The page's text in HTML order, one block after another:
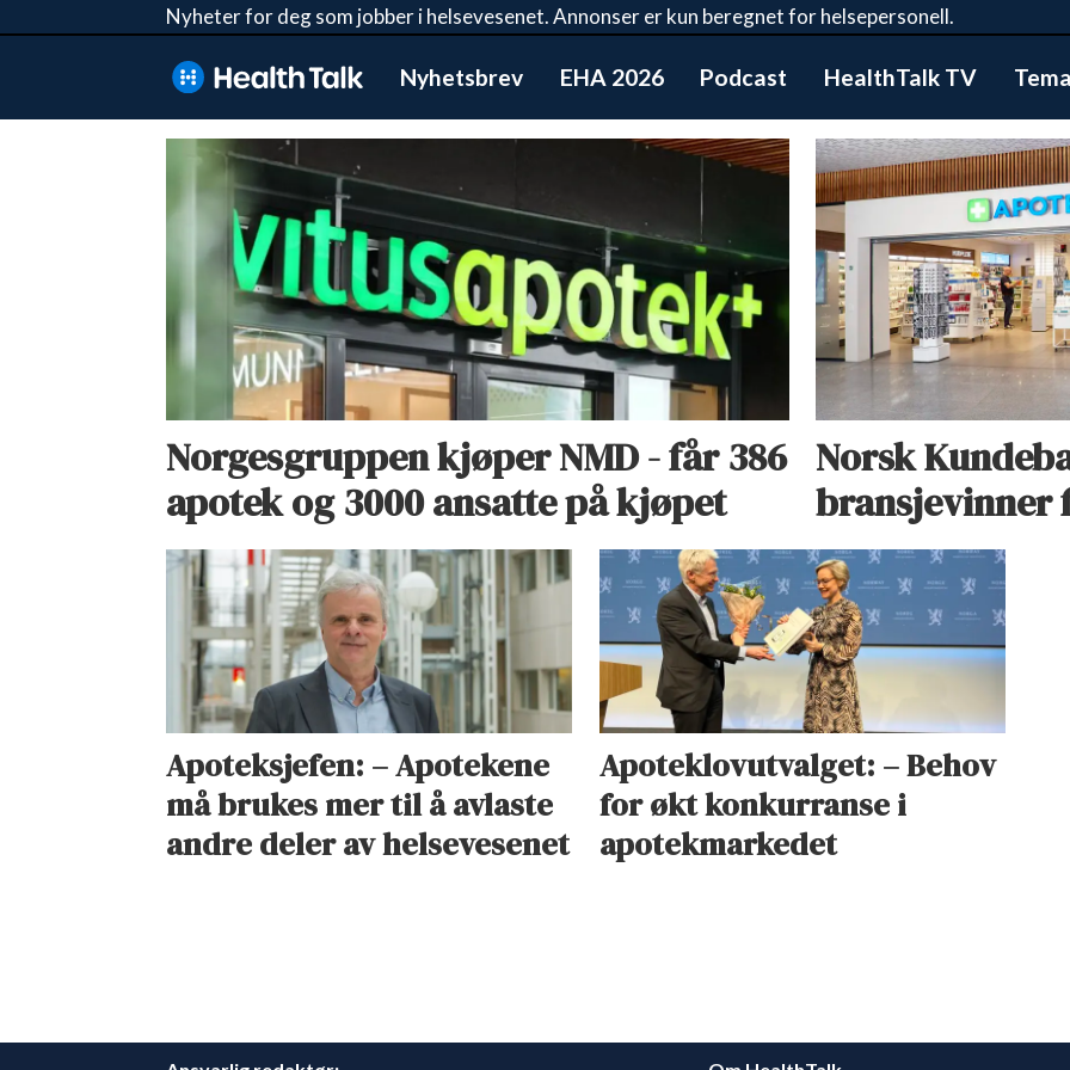
Nyheter for deg som jobber i helsevesenet. Annonser er kun beregnet for helsepersonell.
Nyhetsbrev EHA 2026 Podcast HealthTalk TV
vitusapotek
Norgesgruppen kjøper NMD - får 386
apotek og 3000 ansatte på kjøpet
Norsk
bransjevinner
Apoteksjefen: – Apotekene
må brukes mer til å avlaste
andre deler av helsevesenet
Apoteklovutvalget: – Behov
for økt konkurranse i
apotekmarkedet